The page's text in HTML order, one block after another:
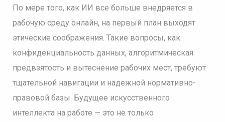
По мере того, как ИИ все больше внедряется в
рабочую среду онлайн, на первый план выходят
этические соображения. Такие вопросы, как
конфиденциальность данных, алгоритмическая
предвзятость и вытеснение рабочих мест, требуют
тщательной навигации и надежной нормативно-
правовой базы. Будущее искусственного
интеллекта на работе — это не только